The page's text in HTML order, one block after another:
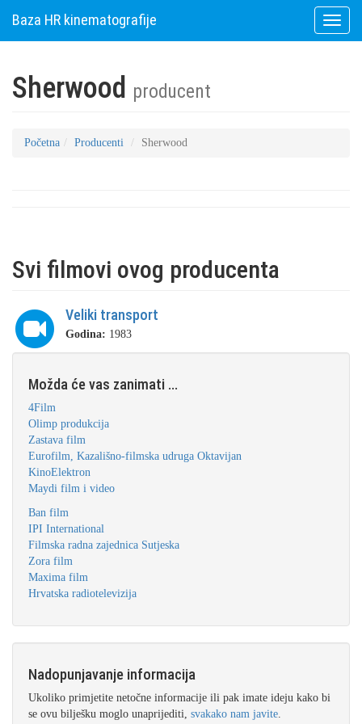
Toggle
Baza HR kinematografije
Sherwood producent
Početna Producenti Sherwood
Svi filmovi ovog producenta
Veliki transport
Godina: 1983
Možda će vas zanimati ...
4Film
Olimp produkcija
Zastava film
Eurofilm, Kazališno-filmska udruga Oktavijan
KinoElektron
Maydi film i video
Ban film
IPI International
Filmska radna zajednica Sutjeska
Zora film
Maxima film
Hrvatska radiotelevizija
Nadopunjavanje informacija
Ukoliko primjetite netočne informacije ili pak imate ideju kako bi
se ovu bilješku moglo unaprijediti, svakako nam javite.